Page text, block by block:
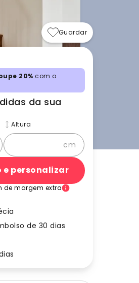
Guardar
20% com o
da sua
Altura
cm
e personalizar
de margem extra
de 30 dias